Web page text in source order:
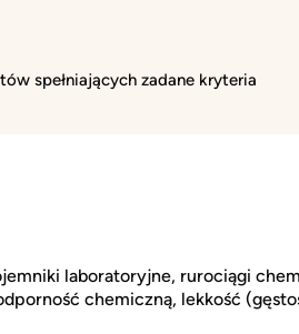
spełniających zadane kryteria
laboratoryjne, rurociągi
chemiczną, lekkość